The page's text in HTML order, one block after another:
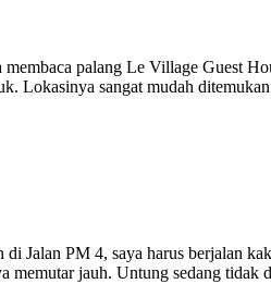
palang Le Village Guest
Lokasinya sangat mudah
Jalan PM 4, saya harus berjalan
memutar jauh. Untung sedang